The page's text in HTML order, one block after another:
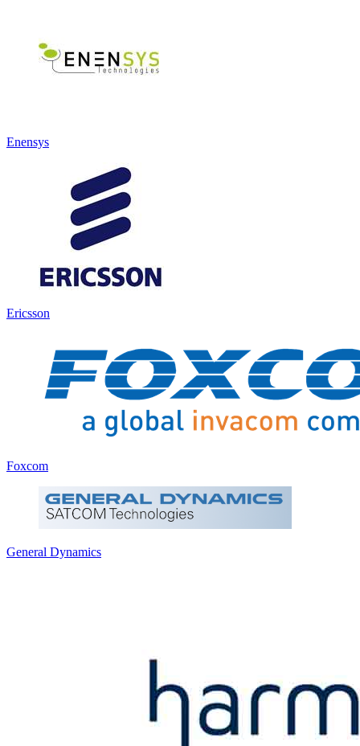
Enensys
Ericsson
Foxcom
General Dynamics